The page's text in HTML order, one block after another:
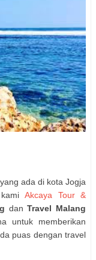
ada di kota Jogja
kamiAkcaya Tour &
danTravel Malang
untuk memberikan
puas dengan travel